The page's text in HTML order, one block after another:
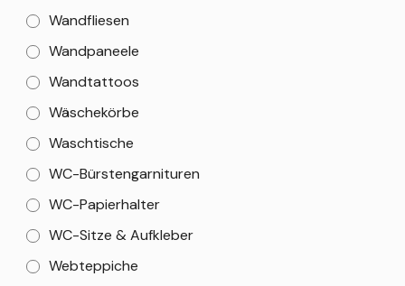
Wandfliesen
Wandpaneele
Wandtattoos
Wäschekörbe
Waschtische
WC-Bürstengarnituren
WC-Papierhalter
WC-Sitze & Aufkleber
Webteppiche